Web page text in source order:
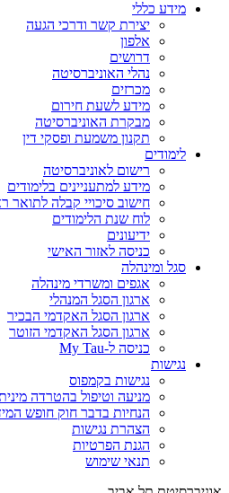
מידע כללי
יצירת קשר ודרכי הגעה
אלפון
דרושים
נהלי האוניברסיטה
מכרזים
מידע לשעת חירום
מבקרת האוניברסיטה
תקנון משמעת ופסקי דין
לימודים
רישום לאוניברסיטה
מידע למתעניינים בלימודים
חישוב סיכויי קבלה לתואר
לוח שנת הלימודים
ידיעונים
כניסה לאזור האישי
סגל ומינהלה
אגפים ומשרדי מינהלה
ארגון הסגל המנהלי
ארגון הסגל האקדמי הבכיר
ארגון הסגל האקדמי הזוטר
כניסה ל-My Tau
נגישות
נגישות בקמפוס
מניעה וטיפול בהטרדה
הנחיות בדבר חוק חופש
הצהרת נגישות
הגנת הפרטיות
תנאי שימוש